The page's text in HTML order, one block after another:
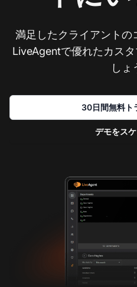
満足したクライアントの
LiveAgentで優れたカス
しょ
30日間無料ト
デモをス